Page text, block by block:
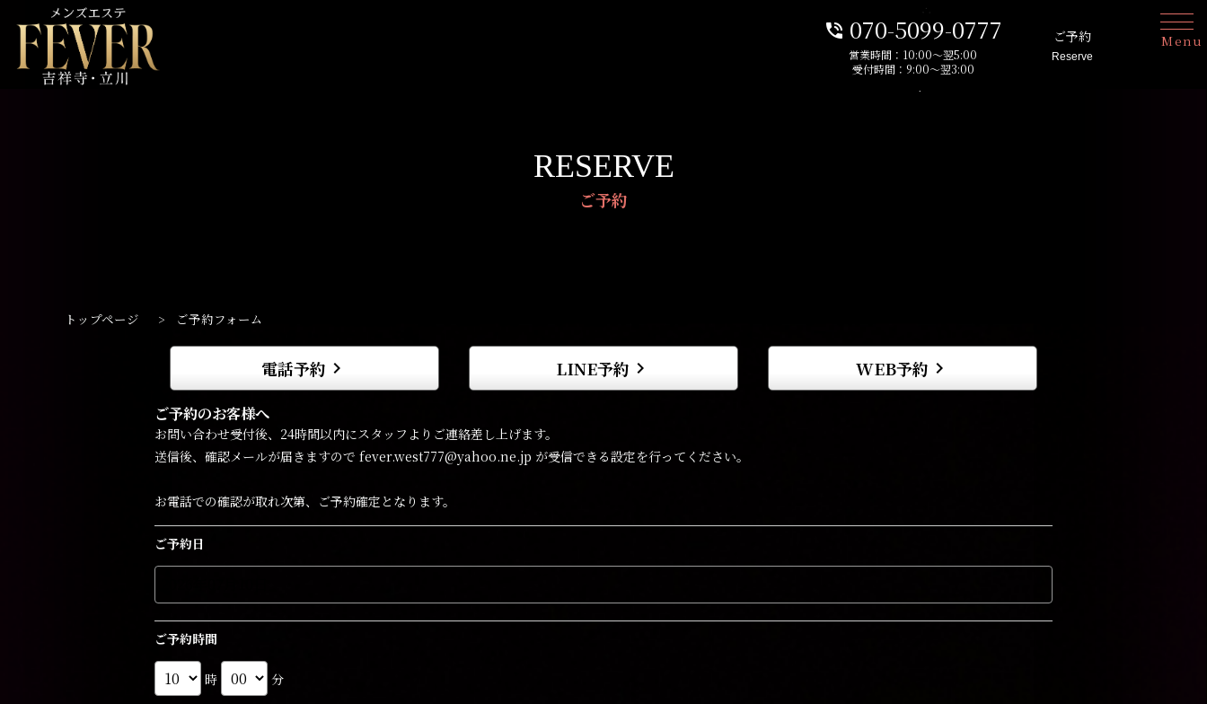
phone_in_talk 070-5099-0777
営業時間：10:00～翌5:00
受付時間：9:00～翌3:00
ご予約
Reserve
Menu
ご予約
RESERVE
トップページ > ご予約フォーム
電話予約 keyboard_arrow_right LINE予約 keyboard_arrow_right WEB予約 keyboard_arrow_right
ご予約のお客様へ
お問い合わせ受付後、24時間以内にスタッフよりご連絡差し上げます。
送信後、確認メールが届きますので fever.west777@yahoo.ne.jp が受信できる設定を行ってください。
お電話での確認が取れ次第、ご予約確定となります。
ご予約日
ご予約時間
時 分